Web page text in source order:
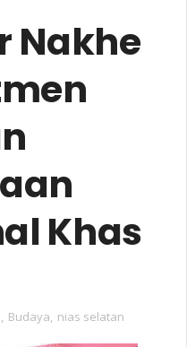
Nakhe
Khas
, Budaya, nias selatan